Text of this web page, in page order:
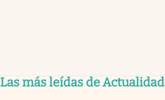
Las más leídas de Actualidad